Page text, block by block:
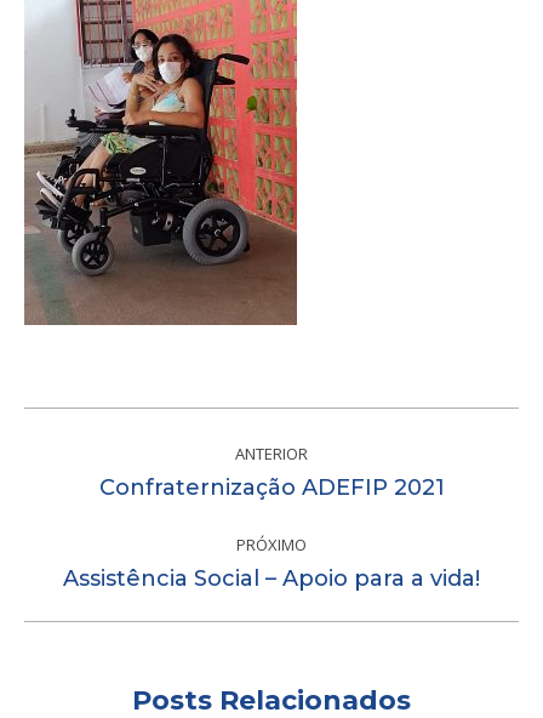
post:
ANTERIOR
Post
Confraternização ADEFIP 2021
PRÓXIMO
Próximo
Assistência Social – Apoio para a vida!
Posts Relacionados